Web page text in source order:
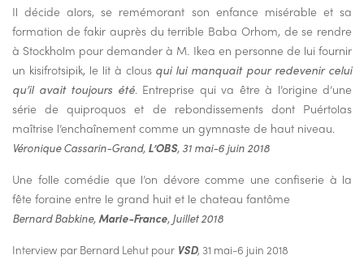
Il décide alors, se remémorant son enfance misérable et sa
formation de fakir auprès du terrible Baba Orhom, de se rendre
à Stockholm pour demander à M. Ikea en personne de lui fournir
un kisifrotsipik, le lit à clous qui lui manquait pour redevenir celui
qu’il avait toujours été. Entreprise qui va être à l’origine d’une
série de quiproquos et de rebondissements dont Puértolas
maîtrise l’enchaînement comme un gymnaste de haut niveau.
Véronique Cassarin-Grand, L’OBS, 31 mai-6 juin 2018
Une folle comédie que l’on dévore comme une confiserie à la
fête foraine entre le grand huit et le chateau fantôme
Bernard Babkine, Marie-France, Juillet 2018
Interview par Bernard Lehut pour VSD, 31 mai-6 juin 2018